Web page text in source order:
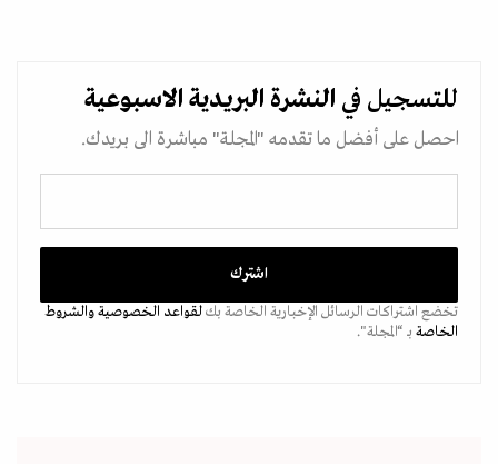
للتسجيل في النشرة البريدية الاسبوعية
احصل على أفضل ما تقدمه "المجلة" مباشرة الى بريدك.
تخضع اشتراكات الرسائل الإخبارية الخاصة بكلقواعد الخصوصيةوالشروط
الخاصة بـ “المجلة".